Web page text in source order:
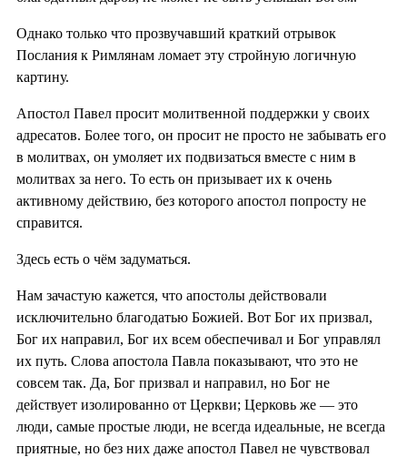
Однако только что прозвучавший краткий отрывок
Послания к Римлянам ломает эту стройную логичную
картину.
Апостол Павел просит молитвенной поддержки у своих
адресатов. Более того, он просит не просто не забывать его
в молитвах, он умоляет их подвизаться вместе с ним в
молитвах за него. То есть он призывает их к очень
активному действию, без которого апостол попросту не
справится.
Здесь есть о чём задуматься.
Нам зачастую кажется, что апостолы действовали
исключительно благодатью Божией. Вот Бог их призвал,
Бог их направил, Бог их всем обеспечивал и Бог управлял
их путь. Слова апостола Павла показывают, что это не
совсем так. Да, Бог призвал и направил, но Бог не
действует изолированно от Церкви; Церковь же — это
люди, самые простые люди, не всегда идеальные, не всегда
приятные, но без них даже апостол Павел не чувствовал